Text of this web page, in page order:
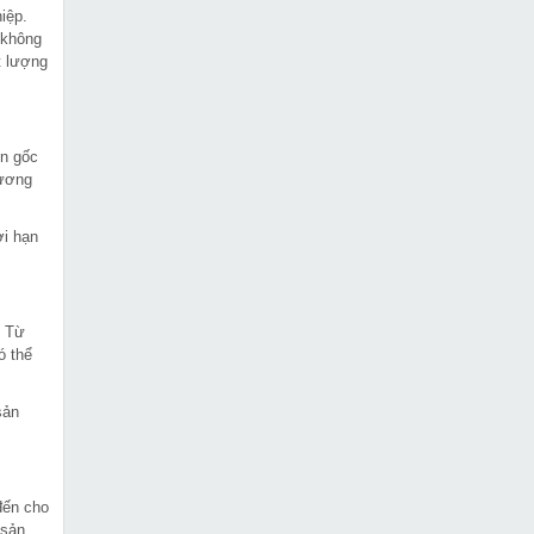
lượng
gốc
hạn
Từ
thể
cho